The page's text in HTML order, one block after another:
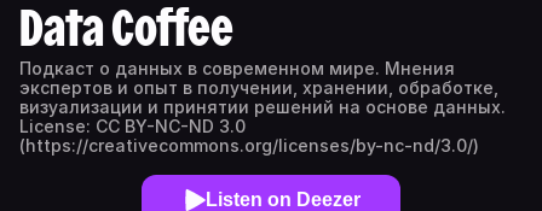
Data Coffee
Подкаст о данных в современном мире. Мнения
экспертов и опыт в получении, хранении, обработке,
визуализации и принятии решений на основе данных.
License: CC BY-NC-ND 3.0
(https://creativecommons.org/licenses/by-nc-nd/3.0/)
Listen on Deezer